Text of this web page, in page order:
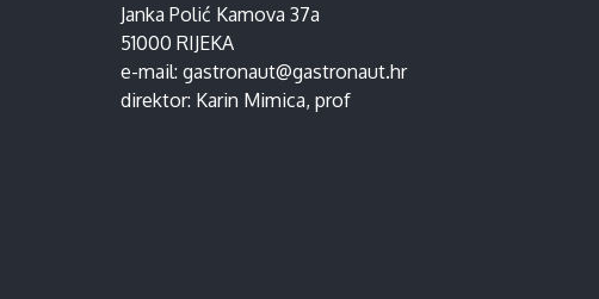
Janka Polić Kamova 37a
51000 RIJEKA
e-mail: gastronaut@gastronaut.hr
direktor: Karin Mimica, prof